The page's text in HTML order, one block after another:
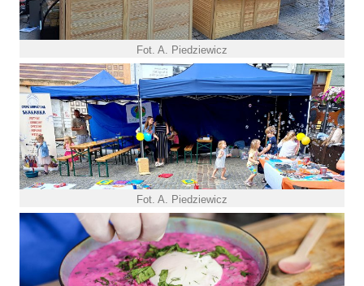
Fot. A. Piedziewicz
Fot. A. Piedziewicz